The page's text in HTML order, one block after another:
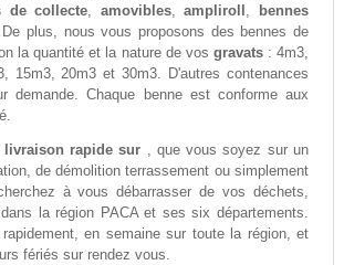
de collecte, amovibles,ampliroll ,
bennes
plus, nous vous proposons des bennes de
la quantité et la nature de vos gravats: 4m3,
15m3, 20m3 et 30m3. D'autres contenances
demande. Chaque benne est conforme aux
livraison rapide sur , que vous soyez sur un
de démolition terrassement ou simplement
à vous débarrasser de vos déchets,
la région PACA et ses six départements.
rapidement, en semaine sur toute la région, et
fériés sur rendez vous.